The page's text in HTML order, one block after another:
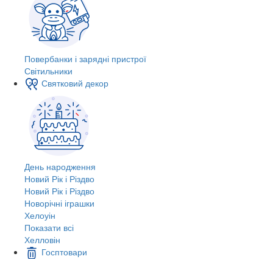
Повербанки і зарядні пристрої
Світильники
Святковий декор
День народження
Новий Рік і Різдво
Новий Рік і Різдво
Новорічні іграшки
Хелоуін
Показати всі
Хелловін
Госптовари